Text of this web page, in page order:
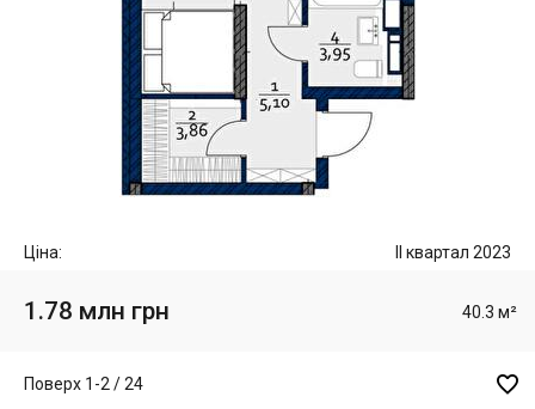
Ціна: II квартал 2023
1.78 млн грн 40.3 м²
Поверх 1-2 / 24 